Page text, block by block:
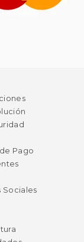
Pago
Sociales